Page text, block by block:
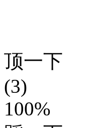
顶一下
(3)
100%